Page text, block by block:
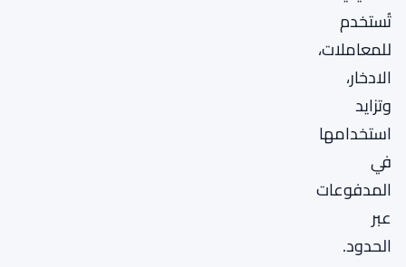
تُستخدم
للمعاملات،
الادخار،
وتزايد
استخدامها
في
المدفوعات
عبر
الحدود.